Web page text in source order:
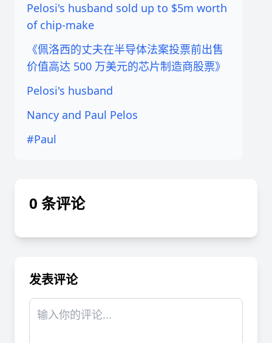
Pelosi's husband sold up to $5m worth
of chip-make
《佩洛西的丈夫在半导体法案投票前出售
价值高达 500 万美元的芯片制造商股票》
Pelosi's husband
Nancy and Paul Pelos
#Paul
0 条评论
发表评论